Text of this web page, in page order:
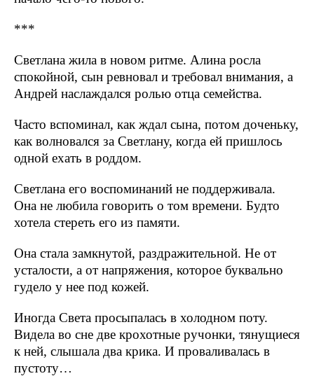
***
Светлана жила в новом ритме. Алина росла
спокойной, сын ревновал и требовал внимания, а
Андрей наслаждался ролью отца семейства.
Часто вспоминал, как ждал сына, потом доченьку,
как волновался за Светлану, когда ей пришлось
одной ехать в роддом.
Светлана его воспоминаний не поддерживала.
Она не любила говорить о том времени. Будто
хотела стереть его из памяти.
Она стала замкнутой, раздражительной. Не от
усталости, а от напряжения, которое буквально
гудело у нее под кожей.
Иногда Света просыпалась в холодном поту.
Видела во сне две крохотные ручонки, тянущиеся
к ней, слышала два крика. И проваливалась в
пустоту…